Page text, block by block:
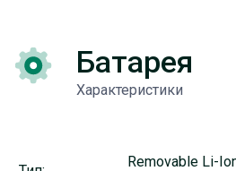
Батарея
Характеристики
Removable Li-